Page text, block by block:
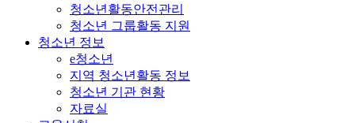
청소년활동안전관리
청소년 그룹활동 지원
청소년 정보
e청소년
지역 청소년활동 정보
청소년 기관 현황
자료실